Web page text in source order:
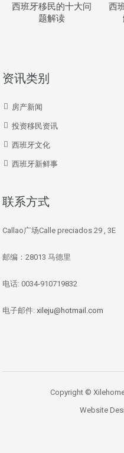
西班牙移民的十大问
题解读
西
资讯类别
房产新闻
投资移民资讯
西班牙文化
西班牙新鲜事
联系方式
Callao广场Calle preciados 29 , 3E
邮编：28013 马德里
电话: 0034-910719832
电子邮件: xileju@hotmail.com
Copyright ©
Website